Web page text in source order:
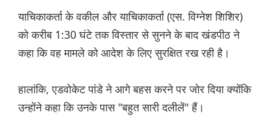
याचिकाकर्ता के वकील और याचिकाकर्ता (एस. विग्नेश शिशिर)
को करीब 1:30 घंटे तक विस्तार से सुनने के बाद खंडपीठ ने
कहा कि वह मामले को आदेश के लिए सुरक्षित रख रही है।
हालांकि, एडवोकेट पांडे ने आगे बहस करने पर जोर दिया क्योंकि
उन्होंने कहा कि उनके पास "बहुत सारी दलीलें" हैं।